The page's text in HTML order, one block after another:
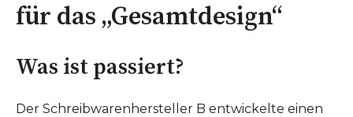
für das „Gesamtdesign“
Was ist passiert?
Der Schreibwarenhersteller B entwickelte einen